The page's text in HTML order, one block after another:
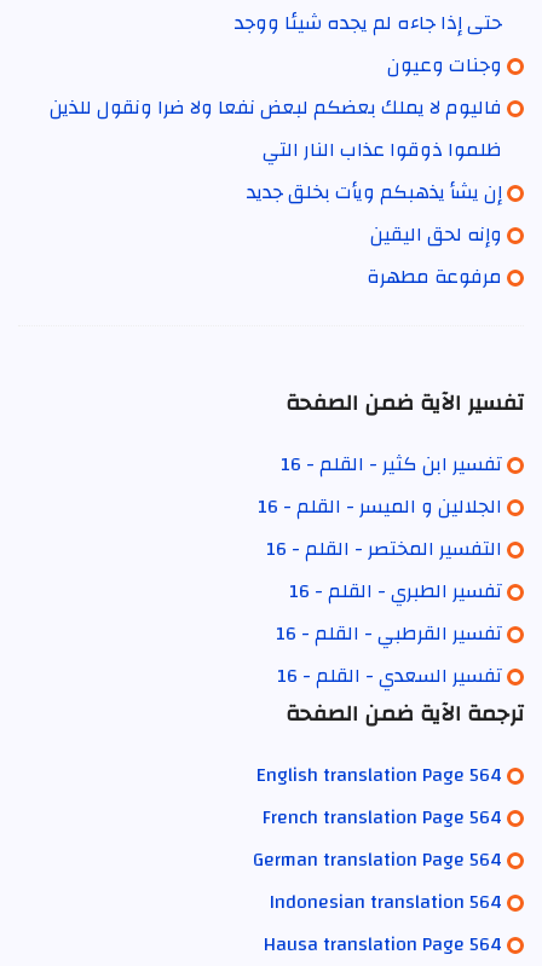
حتى إذا جاءه لم يجده شيئا ووجد
وجنات وعيون
فاليوم لا يملك بعضكم لبعض نفعا ولا ضرا ونقول للذين
ظلموا ذوقوا عذاب النار التي
إن يشأ يذهبكم ويأت بخلق جديد
وإنه لحق اليقين
مرفوعة مطهرة
تفسير الآية ضمن الصفحة
تفسير ابن كثير - القلم - 16
الجلالين و الميسر - القلم - 16
التفسير المختصر - القلم - 16
تفسير الطبري - القلم - 16
تفسير القرطبي - القلم - 16
تفسير السعدي - القلم - 16
ترجمة الآية ضمن الصفحة
English translation Page 564
French translation Page 564
German translation Page 564
Indonesian translation 564
Hausa translation Page 564